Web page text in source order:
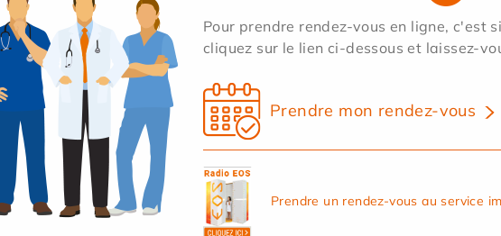
Pour prendre rendez-vous en ligne, c'est
cliquez sur le lien ci-dessous et laissez-
Prendre mon rendez-vous
Prendre un rendez-vous au service